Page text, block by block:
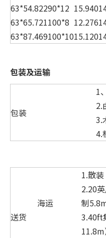
63*54.82290*12 15.940
63*65.721100*8 12.276
63*87.469100*1015.120
包装及运输
包装
1
2.
3.
4.
送货
海运
1.散装
2.20
制5.8m
3.40ft
11.8m